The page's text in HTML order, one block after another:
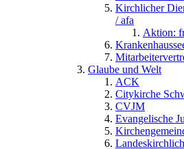
Kirchlicher
/ afa
Aktion:
Glaube und Welt
ACK
Citykirche
CVJM
Evangelische